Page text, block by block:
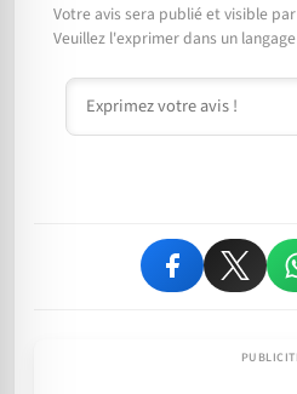
Votre avis sera publié et visible
Veuillez l'exprimer dans un
Commentaire